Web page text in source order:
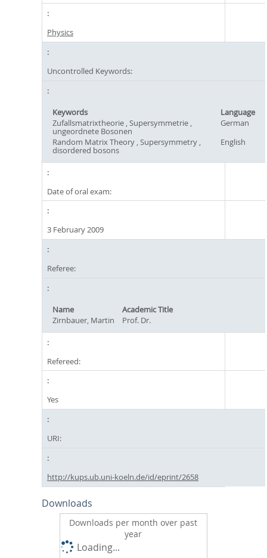
Physics
Uncontrolled Keywords:
Keywords
Language
Zufallsmatrixtheorie , Supersymmetrie ,
ungeordnete Bosonen
German
Random Matrix Theory , Supersymmetry ,
disordered bosons
English
Date of oral exam:
3 February 2009
Referee:
Name
Academic Title
Zirnbauer, Martin
Prof. Dr.
Refereed:
Yes
URI:
http://kups.ub.uni-koeln.de/id/eprint/2658
Downloads
Downloads per month over past
year
Loading...